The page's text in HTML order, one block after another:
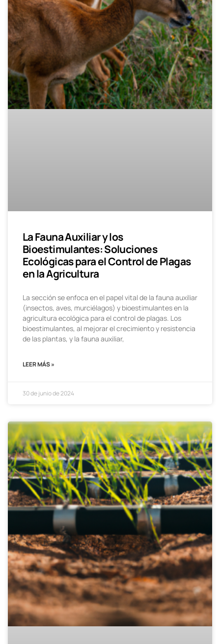
La Fauna Auxiliar y los
Bioestimulantes: Soluciones
Ecológicas para el Control de Plagas
en la Agricultura
La sección se enfoca en el papel vital de la fauna auxiliar
(insectos, aves, murciélagos) y bioestimulantes en la
agricultura ecológica para el control de plagas. Los
bioestimulantes, al mejorar el crecimiento y resistencia
de las plantas, y la fauna auxiliar,
LEER MÁS »
30 de junio de 2024